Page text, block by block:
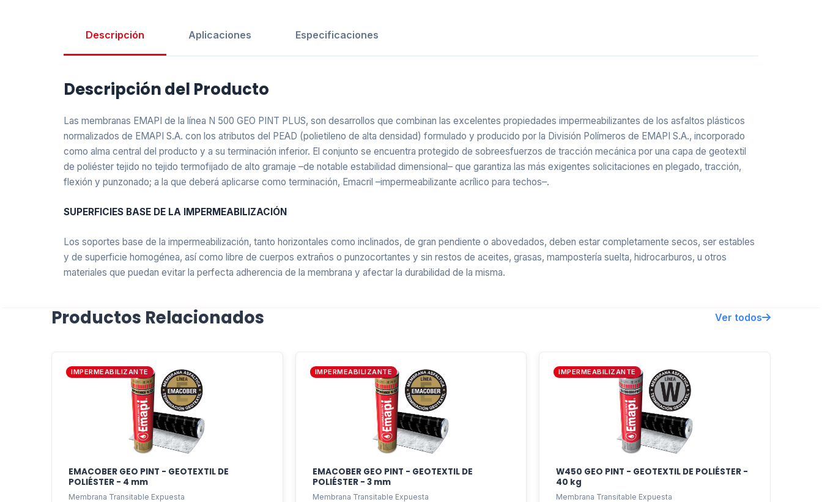
Descripción Aplicaciones Especificaciones
Descripción del Producto
Las membranas EMAPI de la línea N 500 GEO PINT PLUS, son desarrollos que combinan las excelentes propiedades impermeabilizantes de los asfaltos plásticos
normalizados de EMAPI S.A. con los atributos del PEAD (polietileno de alta densidad) formulado y producido por la División Polímeros de EMAPI S.A., incorporado
como alma central del producto y a su terminación inferior. El conjunto se encuentra protegido de sobreesfuerzos de tracción mecánica por una capa de geotextil
de poliéster tejido no tejido termofijado de alto gramaje –de notable estabilidad dimensional– que garantiza las más exigentes solicitaciones en plegado, tracción,
flexión y punzonado; a la que deberá aplicarse como terminación, Emacril –impermeabilizante acrílico para techos–.
SUPERFICIES BASE DE LA IMPERMEABILIZACIÓN
Los soportes base de la impermeabilización, tanto horizontales como inclinados, de gran pendiente o abovedados, deben estar completamente secos, ser estables
y de superficie homogénea, así como libre de cuerpos extraños o punzocortantes y sin restos de aceites, grasas, mampostería suelta, hidrocarburos, u otros
materiales que puedan evitar la perfecta adherencia de la membrana y afectar la durabilidad de la misma.
El producto que Ud. está evaluando está especialmente recomendado para ser aplicado sobre techos planos o abovedados, terrazas y azoteas
de tránsito moderado, en cualquier tipo de pendiente. Impermeabilizaciones bajo carpetas y pavimentos en sistemas mono o multicapas.
Productos Relacionados Ver todos
IMPERMEABILIZANTE
EMACOBER GEO PINT - GEOTEXTIL DE
POLIÉSTER - 4 mm
Membrana Transitable Expuesta
IMPERMEABILIZANTE
EMACOBER GEO PINT - GEOTEXTIL DE
POLIÉSTER - 3 mm
Membrana Transitable Expuesta
IMPERMEABILIZANTE
W450 GEO PINT - GEOTEXTIL DE POLIÉSTER -
40 kg
Membrana Transitable Expuesta